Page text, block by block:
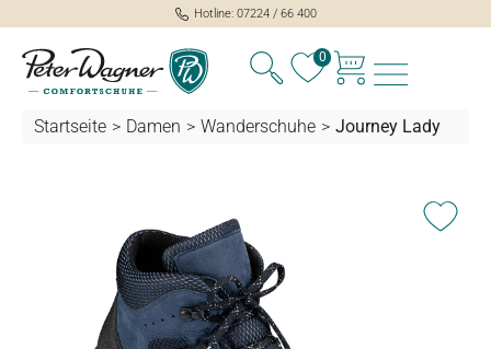
springen
Hotline: 07224 / 66 400
0
Startseite > Damen > Wanderschuhe > Journey Lady